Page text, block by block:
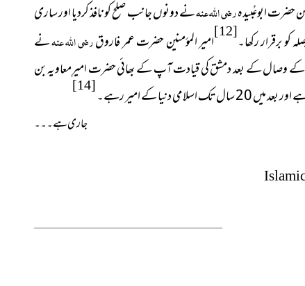
ابوعُبیدہرضی اللہ عنہنے دونوں جانب صلح کو نافذ کردیا اور ساری
کو برقراررکھا۔
[12]امیر المؤمنین حضرت عمر فاروقرضی اللہ عنہنے
وصال کے بعد دمشق کی قیادت آپ کے بھائی حضرتامیرِمعاویہ بن
[14]
جاری ہے۔۔۔